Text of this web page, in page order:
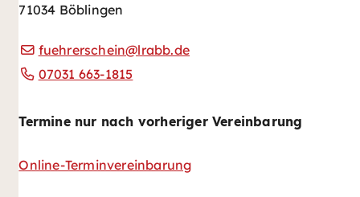
71034 Böblingen
fuehrerschein@lrabb.de
07031 663-1815
Termine nur nach vorheriger Vereinbarung
Online-Terminvereinbarung